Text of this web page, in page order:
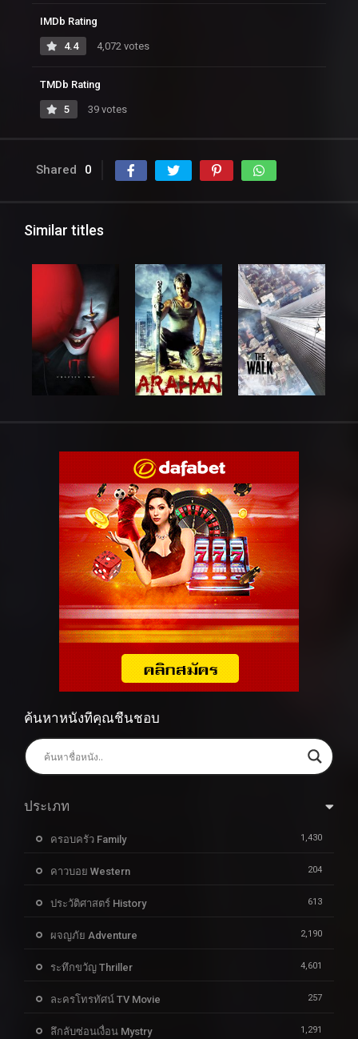
IMDb Rating
4.4 4,072 votes
TMDb Rating
5 39 votes
Shared 0
Similar titles
ค้นหาหนังที่คุณชื่นชอบ
ประเภท
ครอบครัว Family 1,430
คาวบอย Western 204
ประวัติศาสตร์ History 613
ผจญภัย Adventure 2,190
ระทึกขวัญ Thriller 4,601
ละครโทรทัศน์ TV Movie 257
ลึกลับซ่อนเงื่อน Mystry 1,291